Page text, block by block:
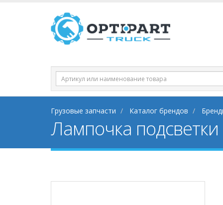
Грузовые запчасти Каталог брендов
Лампочка